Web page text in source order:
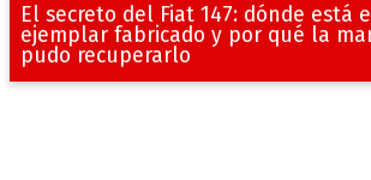
El secreto del Fiat 147: dónde está
ejemplar fabricado y por qué la
pudo recuperarlo